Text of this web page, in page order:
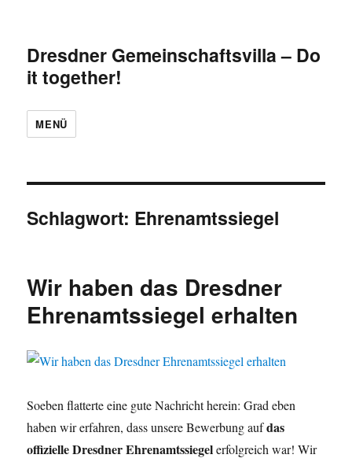
Dresdner Gemeinschaftsvilla – Do
it together!
MENÜ
Schlagwort: Ehrenamtssiegel
Wir haben das Dresdner
Ehrenamtssiegel erhalten
Soeben flatterte eine gute Nachricht herein: Grad eben
haben wir erfahren, dass unsere Bewerbung aufdas
offizielle Dresdner Ehrenamtssiegelerfolgreich war! Wir